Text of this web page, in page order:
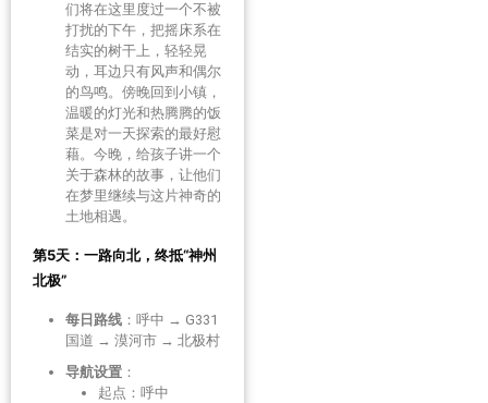
们将在这里度过一个不被
打扰的下午，把摇床系在
结实的树干上，轻轻晃
动，耳边只有风声和偶尔
的鸟鸣。傍晚回到小镇，
温暖的灯光和热腾腾的饭
菜是对一天探索的最好慰
藉。今晚，给孩子讲一个
关于森林的故事，让他们
在梦里继续与这片神奇的
土地相遇。
第5天：一路向北，终抵“神州
北极”
每日路线 ：呼中 → G331
国道 → 漠河市 → 北极村
导航设置 ：
起点：呼中